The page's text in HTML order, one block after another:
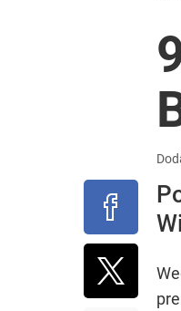
Niemiecka
Nawrocki ma